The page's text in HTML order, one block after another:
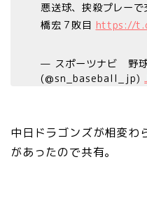
悪送球、挟殺プレー
橋宏７敗目 https://
— スポーツナビ 野
(@sn_baseball_jp)
中日ドラゴンズが相変わ
があったので共有。